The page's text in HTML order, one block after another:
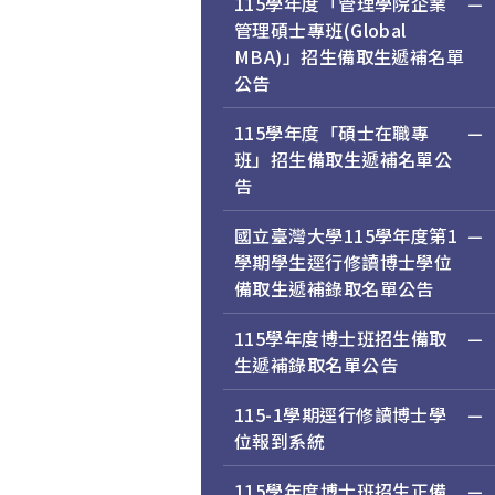
管理碩士專班(Global
MBA)」招生備取生遞補名單
公告
115學年度「碩士在職專
班」招生備取生遞補名單公
告
國立臺灣大學115學年度第1
學期學生逕行修讀博士學位
備取生遞補錄取名單公告
115學年度博士班招生備取
生遞補錄取名單公告
115-1學期逕行修讀博士學
位報到系統